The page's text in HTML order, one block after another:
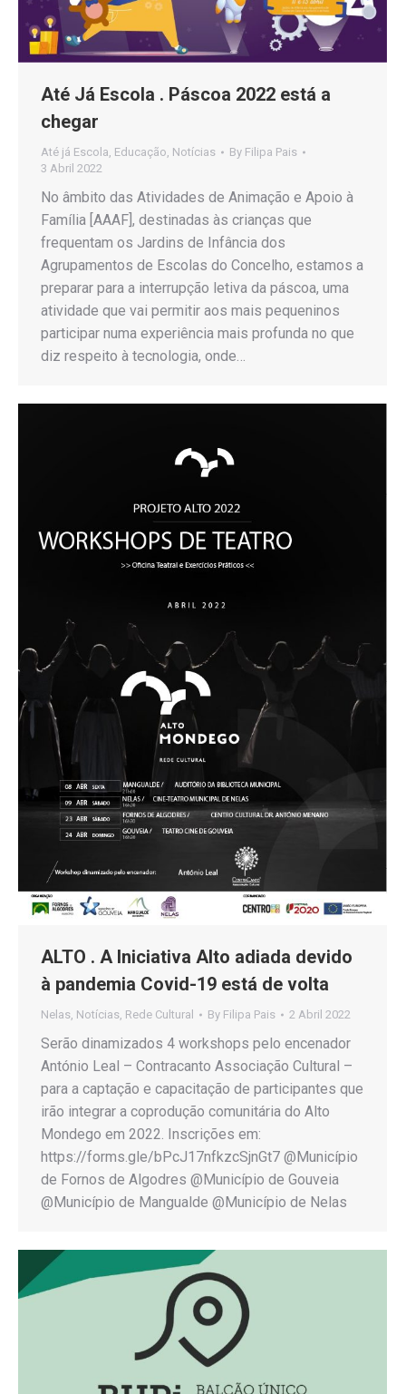
Até Já Escola . Páscoa 2022 está a
chegar
Até já Escola, Educação, Notícias By Filipa Pais
3 Abril 2022
No âmbito das Atividades de Animação e Apoio à
Família [AAAF], destinadas às crianças que
frequentam os Jardins de Infância dos
Agrupamentos de Escolas do Concelho, estamos a
preparar para a interrupção letiva da páscoa, uma
atividade que vai permitir aos mais pequeninos
participar numa experiência mais profunda no que
diz respeito à tecnologia, onde…
ALTO . A Iniciativa Alto adiada devido
à pandemia Covid-19 está de volta
Nelas Notícias Rede Cultural By Filipa Pais 2 Abril 2022
Serão dinamizados 4 workshops pelo encenador
António Leal – Contracanto Associação Cultural –
para a captação e capacitação de participantes que
irão integrar a coprodução comunitária do Alto
Mondego em 2022. Inscrições em:
https://forms.gle/bPcJ17nfkzcSjnGt7 @Município
de Fornos de Algodres @Município de Gouveia
@Município de Mangualde @Município de Nelas